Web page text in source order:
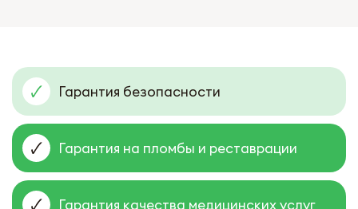
Гарантия безопасности
Гарантия на пломбы и реставрации
Гарантия качества медицинских услуг